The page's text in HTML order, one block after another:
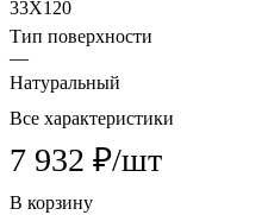
33X120
Тип поверхности
—
Натуральный
Все характеристики
7 932 ₽/шт
В корзину